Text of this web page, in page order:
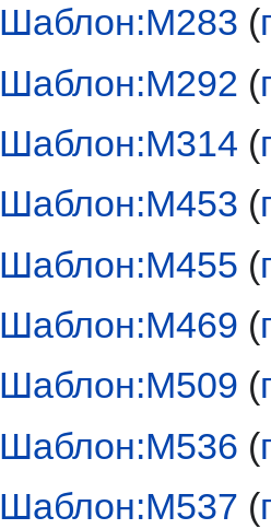
Шаблон:М283 (
Шаблон:М292 (
Шаблон:М314 (
Шаблон:М453 (
Шаблон:М455 (
Шаблон:М469 (
Шаблон:М509 (
Шаблон:М536 (
Шаблон:М537 (